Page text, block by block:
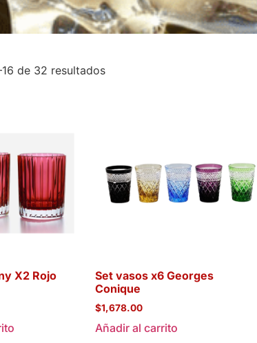
de 32 resultados
X2 Rojo
Set vasos x6 Georges
Conique
$1,678.00
Añadir al carrito